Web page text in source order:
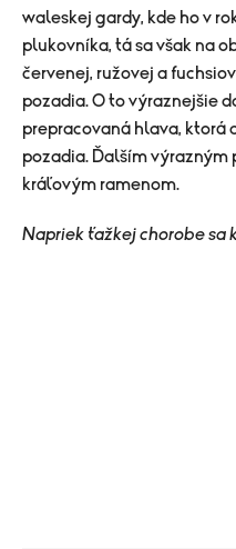
waleskej gardy, kde ho v
plukovníka, tá sa však na
červenej, ružovej a
pozadia. O to výraznejšie
prepracovaná hlava, ktorá
pozadia. Ďalším
kráľovým ramenom.
Napriek ťažkej chorobe sa